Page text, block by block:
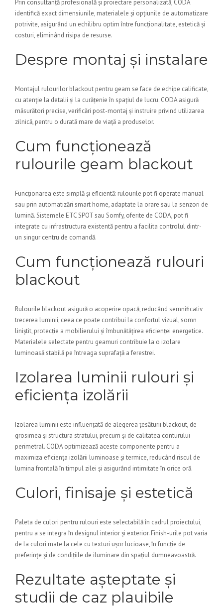
Prin consultanță profesională și proiectare personalizată, CODA
identifică exact dimensiunile, materialele și opțiunile de automatizare
potrivite, asigurând un echilibru optim între funcționalitate, estetică și
costuri, eliminând risipa de resurse.
Despre montaj și instalare
Montajul rulourilor blackout pentru geam se face de echipe calificate,
cu atenție la detalii și la curățenie în spațiul de lucru. CODA asigură
măsurători precise, verificări post-montaj și instruire privind utilizarea
zilnică, pentru o durată mare de viață a produselor.
Cum funcționează
rulourile geam blackout
Funcționarea este simplă și eficientă: rulourile pot fi operate manual
sau prin automatizări smart home, adaptate la orare sau la senzori de
lumină. Sistemele ETC SPOT sau Somfy, oferite de CODA, pot fi
integrate cu infrastructura existentă pentru a facilita controlul dintr-
un singur centru de comandă.
Cum funcționează rulouri
blackout
Rulourile blackout asigură o acoperire opacă, reducând semnificativ
trecerea luminii, ceea ce poate contribui la confortul vizual, somn
liniștit, protecție a mobilierului și îmbunătățirea eficienței energetice.
Materialele selectate pentru geamuri contribuie la o izolare
luminoasă stabilă pe întreaga suprafață a ferestrei.
Izolarea luminii rulouri și
eficiența izolării
Izolarea luminii este influențată de alegerea țesăturii blackout, de
grosimea și structura stratului, precum și de calitatea conturului
perimetral. CODA optimizează aceste componente pentru a
maximiza eficiența izolării luminoase și termice, reducând riscul de
lumina frontală în timpul zilei și asigurând intimitate în orice oră.
Culori, finisaje și estetică
Paleta de culori pentru rulouri este selectabilă în cadrul proiectului,
pentru a se integra în designul interior și exterior. Finish-urile pot varia
de la culori mate la cele cu texturi ușor lucioase, în funcție de
preferințe și de condițiile de iluminare din spațiul dumneavoastră.
Rezultate așteptate și
studii de caz plauibile